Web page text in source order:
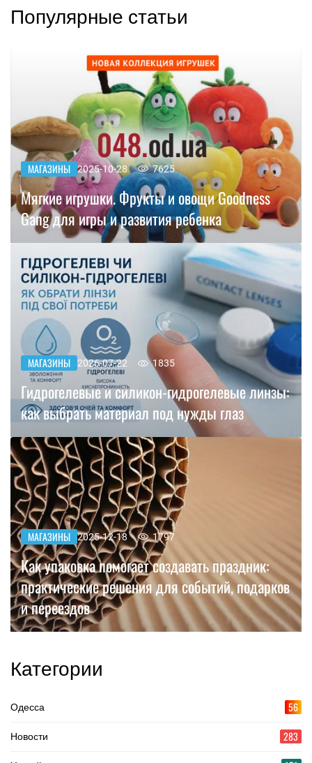
Популярные статьи
МАГАЗИНЫ 2025-10-28 7625
Мягкие игрушки. Фрукты и овощи Goodness
Gang для игры и развития ребенка
МАГАЗИНЫ 2026-07-22 1835
Гидрогелевые и силикон-гидрогелевые линзы:
как выбрать материал под нужды глаз
МАГАЗИНЫ 2025-12-18 1797
Как упаковка помогает создавать праздник:
практические решения для событий, подарков
и переездов
Категории
Одесса 56
Новости 283